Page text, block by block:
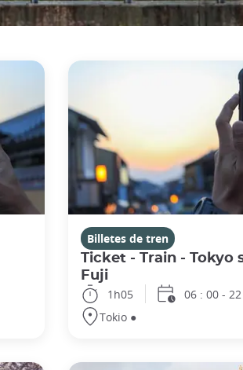
Billetes de tren
Ticket - Train - Tokyo
Fuji
1h05
06 : 00 -
Tokio ●